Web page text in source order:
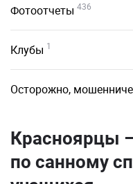
Фотоотчеты 436
Клубы 1
Осторожно,
Красноярцы
по санному